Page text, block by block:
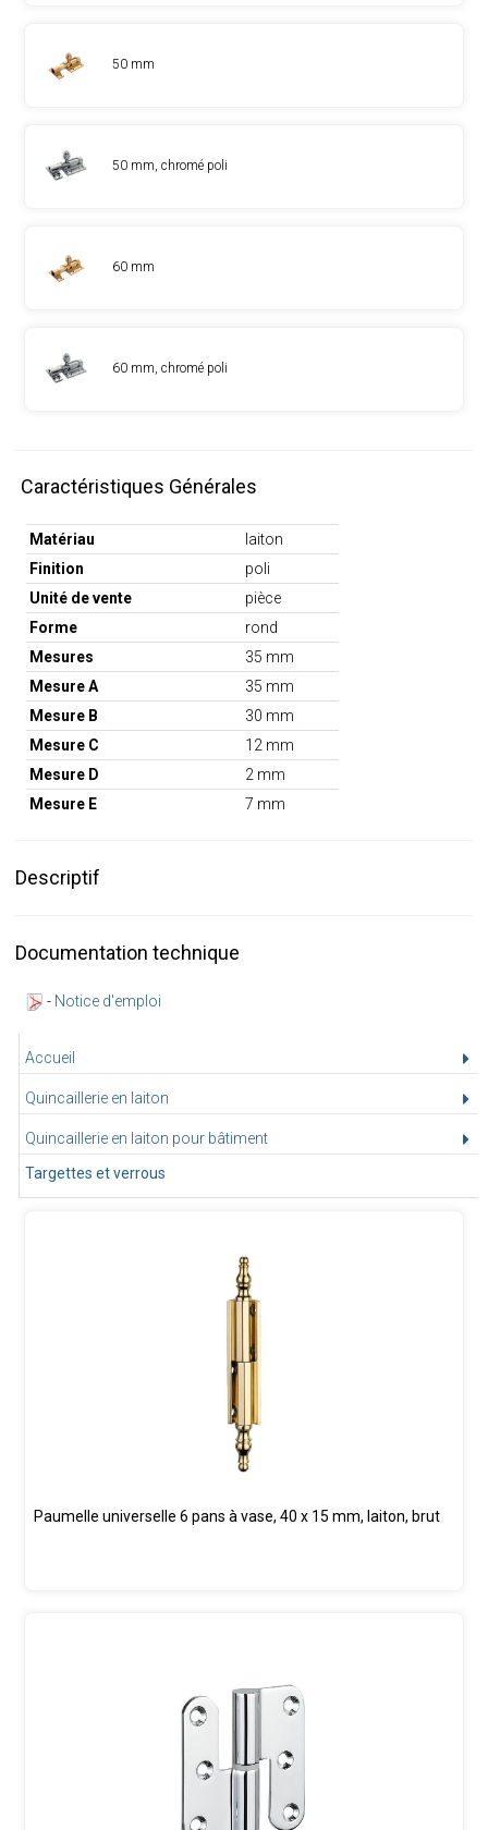
Accueil
Quincaillerie en laiton
Quincaillerie en laiton pour bâtiment
Targettes et verrous
Paumelle universelle 6 pans à vase, 40 x 15 mm, laiton, brut
50 mm
50 mm, chromé poli
60 mm
60 mm, chromé poli
Caractéristiques Générales
Matériau
laiton
Finition
poli
Unité de vente
pièce
Forme
rond
Mesures
35 mm
Mesure A
35 mm
Mesure B
30 mm
Mesure C
12 mm
Mesure D
2 mm
Mesure E
7 mm
Descriptif
Documentation technique
- Notice d'emploi